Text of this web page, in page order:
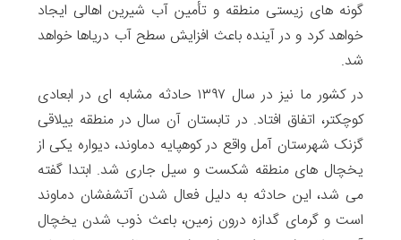
گونه های زیستی منطقه و تأمین آب شیرین اهالی ایجاد
خواهد کرد و در آینده باعث افزایش سطح آب دریاها خواهد
شد.
در کشور ما نیز در سال ۱۳۹۷ حادثه مشابه ای در ابعادی
کوچکتر، اتفاق افتاد. در تابستان آن سال در منطقه ییلاقی
گزنک شهرستان آمل واقع در کوهپایه دماوند، دیواره یکی از
یخچال های منطقه شکست و سیل جاری شد. ابتدا گفته
می شد، این حادثه به دلیل فعال شدن آتشفشان دماوند
است و گرمای گدازه درون زمین، باعث ذوب شدن یخچال‌